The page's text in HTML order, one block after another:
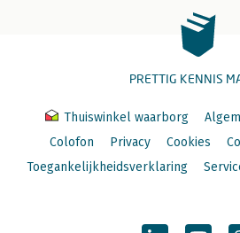
PRETTIG KENNIS
Thuiswinkel waarborg
Colofon
Privacy Cookies
Toegankelijkheidsverklaring